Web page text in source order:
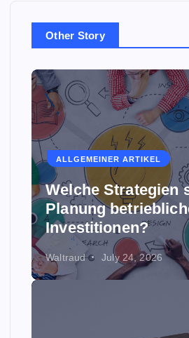
Other Story
ALLGEMEINER ARTIKEL
Welche Strategien
Planung
Investitionen?
Waltraud July 24, 2026